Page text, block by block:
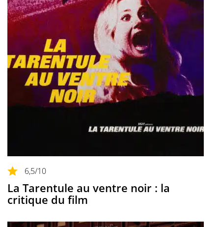
6,5/10
La Tarentule au ventre noir : la
critique du film